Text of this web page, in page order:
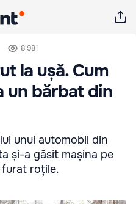
8 981
la ușă. Cum
un bărbat din
unui automobil din
și-a găsit mașina pe
roțile.